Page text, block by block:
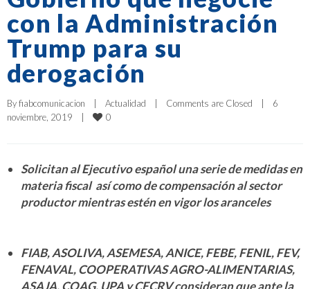
con la Administración
Trump para su
derogación
By fiabcomunicacion Actualidad Comments are Closed
6
noviembre, 2019
0
Solicitan al Ejecutivo español una serie de medidas en
materia fiscal así como de compensación al sector
productor mientras estén en vigor los aranceles
FIAB, ASOLIVA, ASEMESA, ANICE, FEBE, FENIL, FEV,
FENAVAL, COOPERATIVAS AGRO-ALIMENTARIAS,
ASAJA, COAG, UPA y CECRV consideran que ante la